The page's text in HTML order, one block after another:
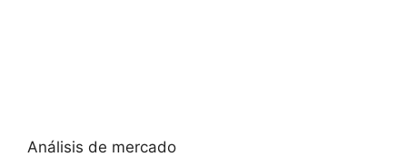
Análisis de mercado